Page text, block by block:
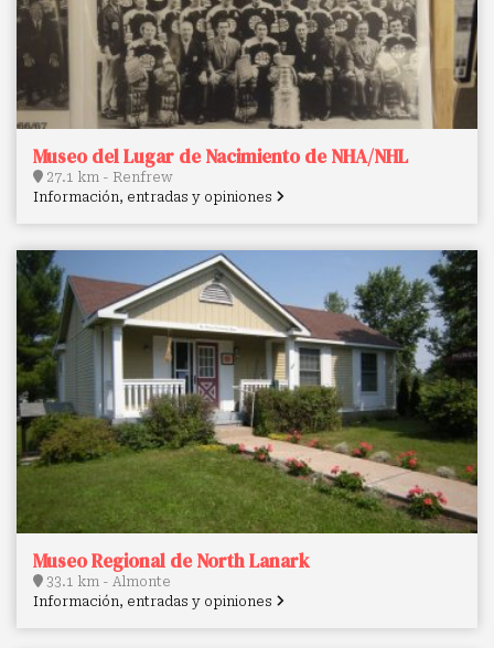
Museo del Lugar de Nacimiento de NHA/NHL
27.1 km - Renfrew
Información, entradas y opiniones
Museo Regional de North Lanark
33.1 km - Almonte
Información, entradas y opiniones